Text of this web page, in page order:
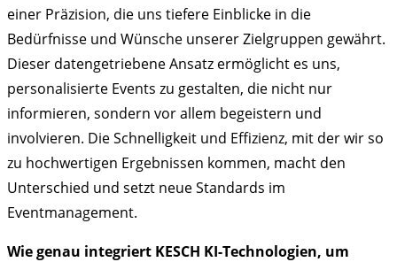
einer Präzision, die uns tiefere Einblicke in die
Bedürfnisse und Wünsche unserer Zielgruppen gewährt.
Dieser datengetriebene Ansatz ermöglicht es uns,
personalisierte Events zu gestalten, die nicht nur
informieren, sondern vor allem begeistern und
involvieren. Die Schnelligkeit und Effizienz, mit der wir so
zu hochwertigen Ergebnissen kommen, macht den
Unterschied und setzt neue Standards im
Eventmanagement.
Wie genau integriert KESCH KI-Technologien, um